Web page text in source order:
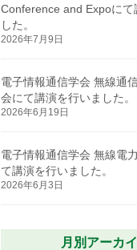
Conference and Expoにて
した。
2026年7月9日
電子情報通信学会 無線通
会にて講演を行いました。
2026年6月19日
電子情報通信学会 無線電
て講演を行いました。
2026年6月3日
月別アーカ